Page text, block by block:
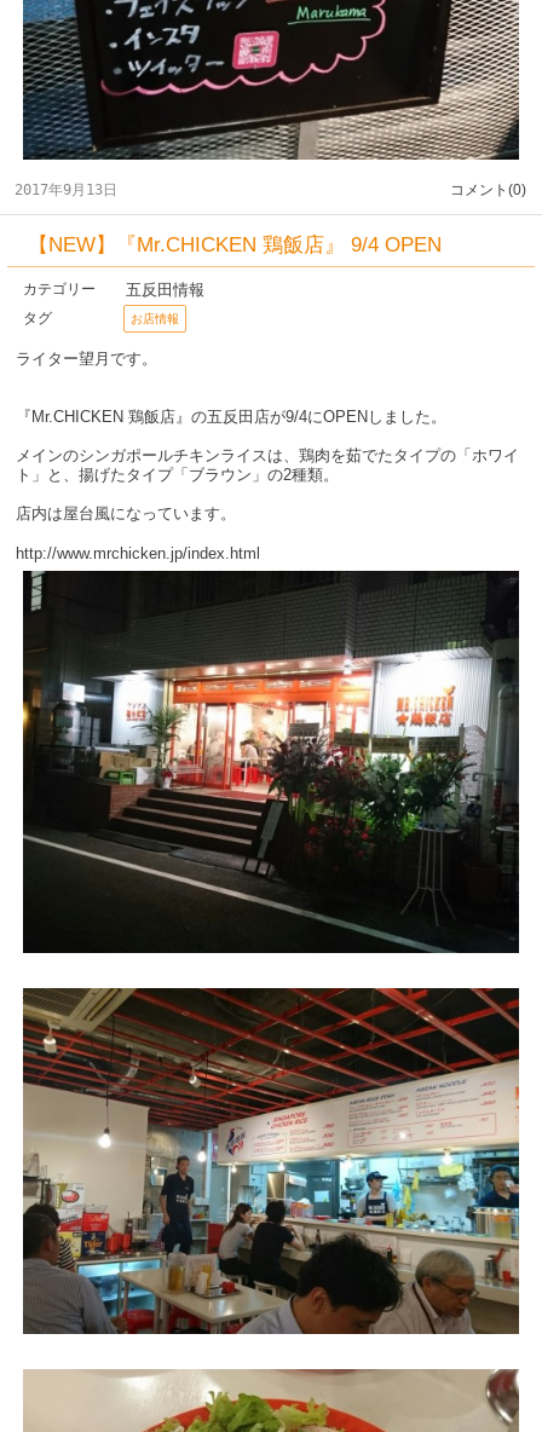
2017年9月13日 コメント(0)
【NEW】『Mr.CHICKEN 鶏飯店』 9/4 OPEN
カテゴリー 五反田情報
タグ お店情報
ライター望月です。
『Mr.CHICKEN 鶏飯店』の五反田店が9/4にOPENしました。
メインのシンガポールチキンライスは、鶏肉を茹でたタイプの「ホワイ
ト」と、揚げたタイプ「ブラウン」の2種類。
店内は屋台風になっています。
http://www.mrchicken.jp/index.html